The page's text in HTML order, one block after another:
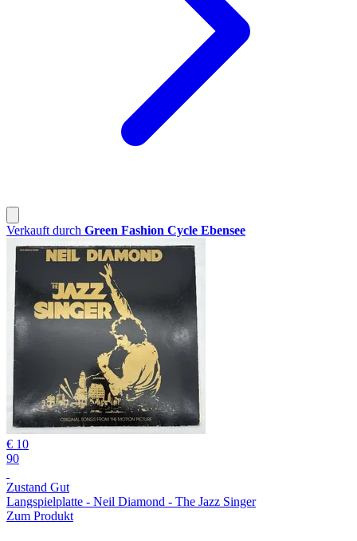
Verkauft durch Green Fashion Cycle Ebensee
€ 10
90
Zustand Gut
Langspielplatte - Neil Diamond - The Jazz Singer
Zum Produkt